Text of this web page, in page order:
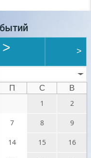
> >
П С
В
1
2
7 8 9
14 15 16